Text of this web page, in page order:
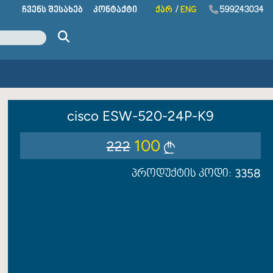
ᲩᲕᲔᲜᲡ ᲨᲔᲡᲐᲮᲔᲑ ᲙᲝᲜᲢᲐᲥᲢᲘ ᲥᲐᲠ / ENG 599243034
cisco ESW-520-24P-K9
222100
პროდუქტის კოდი: 3358